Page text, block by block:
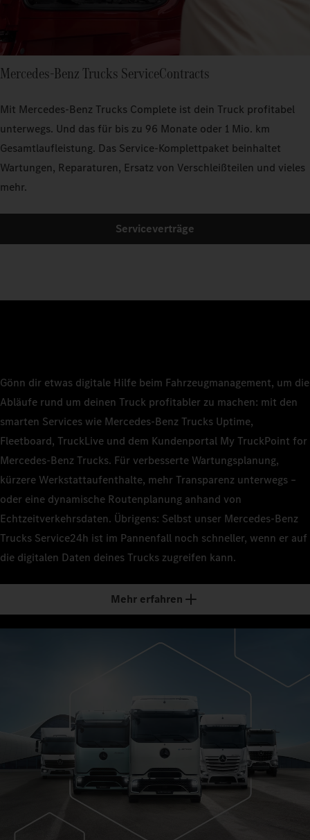
Mercedes‑Benz Trucks ServiceContracts
Mit Mercedes‑Benz Trucks Complete ist dein Truck profitabel
unterwegs. Und das für bis zu 96 Monate oder 1 Mio. km
Gesamtlaufleistung. Das Service-Komplettpaket beinhaltet
Wartungen, Reparaturen, Ersatz von Verschleißteilen und vieles
mehr.
Serviceverträge
Gönn dir etwas digitale Hilfe beim Fahrzeugmanagement, um die
Abläufe rund um deinen Truck profitabler zu machen: mit den
smarten Services wie Mercedes‑Benz Trucks Uptime,
Fleetboard, TruckLive und dem Kundenportal My TruckPoint for
Mercedes‑Benz Trucks. Für verbesserte Wartungsplanung,
kürzere Werkstattaufenthalte, mehr Transparenz unterwegs –
oder eine dynamische Routenplanung anhand von
Echtzeitverkehrsdaten. Übrigens: Selbst unser Mercedes‑Benz
Trucks Service24h ist im Pannenfall noch schneller, wenn er auf
die digitalen Daten deines Trucks zugreifen kann.
Mehr erfahren